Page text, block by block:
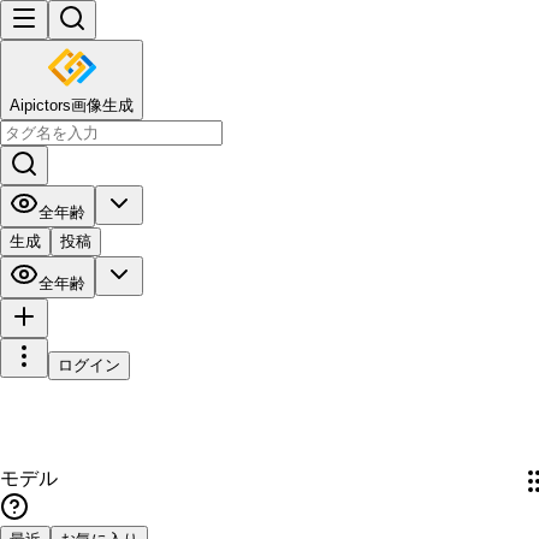
Aipictors画像生成
全年齢
生成
投稿
全年齢
ログイン
モデル